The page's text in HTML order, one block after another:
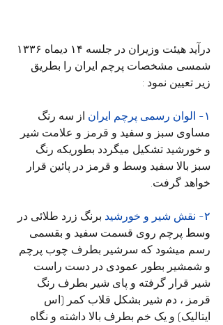
شمسی مشخصات پرچم ایران را بطریق
زیر تعیین نمود :
۱- الوان رسمی پرچم ایران
از سه رنگ
مساوی سبز و سفید و قرمز و علامت شیر
و خورشید تشکیل میگردد بطوریکه رنگ
سبز بالا سفید وسط و قرمز در پائین قرار
خواهد گرفت.
۲- نقش شیر و خورشید
برنگ زرد طلائی در
وسط پرچم روی قسمت سفید و بقسمی
رسم میشود که سرشیر بطرف چوب پرچم
و شمشیر بطور عمودی در دست راست
شیر قرار گرفته و پای شیر بطرف رنگ
قرمز ، دم شیر بشكل قلاب کمر (اس
ایتالیک) و یک خم بطرف بالا داشته و نگاه